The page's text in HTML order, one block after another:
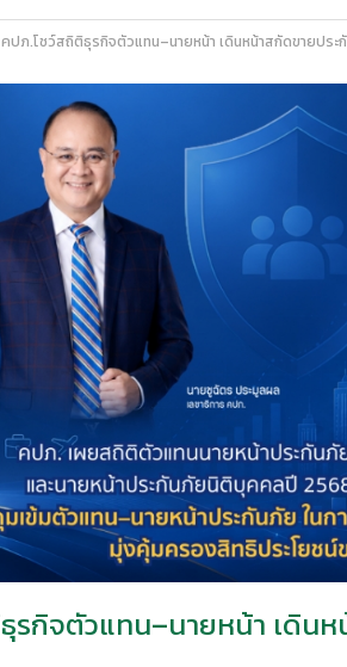
คปภ.โชว์สถิติธุรกิจตัวแทน–นายหน้า เดินหน้าสกัดขายประ
รกิจตัวแทน–นายหน้า เดินห